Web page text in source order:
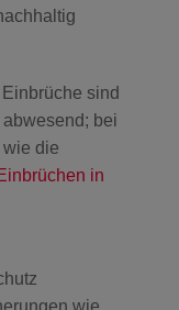
sind
; bei
wie die
in
wie